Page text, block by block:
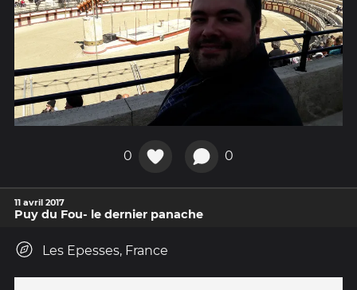
0 0
11 avril 2017
Puy du Fou- le dernier panache
Les Epesses, France